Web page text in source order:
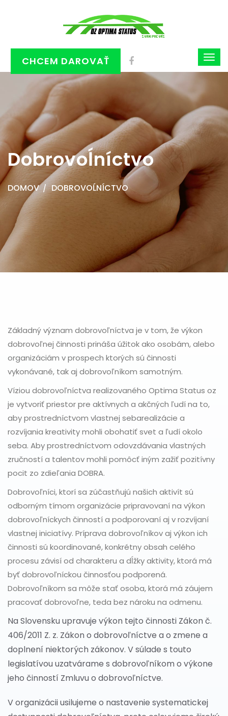
CHCEM DAROVAŤ
Dobrovoĺníctvo
DOMOV DOBROVOĹNÍCTVO
Základný význam dobrovoľníctva je v tom, že výkon
dobrovoľnej činnosti prináša úžitok ako osobám, alebo
organizáciám v prospech ktorých sú činnosti
vykonávané, tak aj dobrovoľníkom samotným.
Víziou dobrovoľníctva realizovaného Optima Status oz
je vytvoriť priestor pre aktívnych a akčných ľudí na to,
aby prostredníctvom vlastnej sebarealizácie a
rozvíjania kreativity mohli obohatiť svet a ľudí okolo
seba. Aby prostredníctvom odovzdávania vlastných
zručností a talentov mohli pomôcť iným zažiť pozitívny
pocit zo zdieľania DOBRA.
Dobrovoľníci, ktorí sa zúčastňujú našich aktivít sú
odborným tímom organizácie pripravovaní na výkon
dobrovoľníckych činností a podporovaní aj v rozvíjaní
vlastnej iniciatívy. Príprava dobrovoľníkov aj výkon ich
činnosti sú koordinované, konkrétny obsah celého
procesu závisí od charakteru a dĺžky aktivity, ktorá má
byť dobrovoľníckou činnosťou podporená.
Dobrovoľníkom sa môže stať osoba, ktorá má záujem
pracovať dobrovoľne, teda bez nároku na odmenu.
Na Slovensku upravuje výkon tejto činnosti Zákon č.
406/2011 Z. z. Zákon o dobrovoľníctve a o zmene a
doplnení niektorých zákonov. V súlade s touto
legislatívou uzatvárame s dobrovoľníkom o výkone
jeho činností Zmluvu o dobrovoľníctve.
V organizácii usilujeme o nastavenie systematickej